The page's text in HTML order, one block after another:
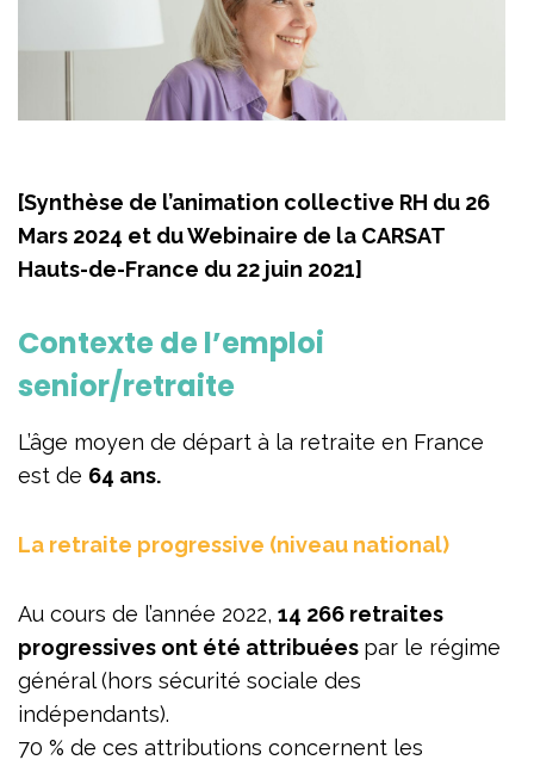
[Synthèse de l’animation collective RH du 26
Mars 2024 et du Webinaire de la CARSAT
Hauts-de-France du 22 juin 2021]
Contexte de l’emploi
senior/retraite
L’âge moyen de départ à la retraite en France
est de 64 ans.
La retraite progressive (niveau national)
Au cours de l’année 2022, 14 266 retraites
progressives ont été attribuées par le régime
général (hors sécurité sociale des
indépendants).
70 % de ces attributions concernent les